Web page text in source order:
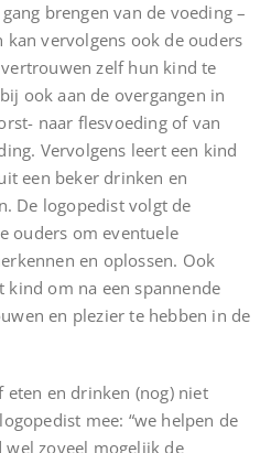
brengen van de voeding –
kan vervolgens ook de ouders
zelf hun kind te
ook aan de overgangen in
naar flesvoeding of van
Vervolgens leert een kind
een beker drinken en
De logopedist volgt de
ouders om eventuele
en oplossen. Ook
kind om na een spannende
en plezier te hebben in de
eten en drinken (nog) niet
mee: “we helpen de
zoveel mogelijk de